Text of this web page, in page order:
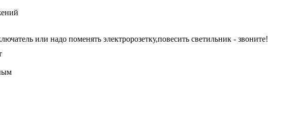
или надо поменять электророзетку,повесить светильник - звоните!